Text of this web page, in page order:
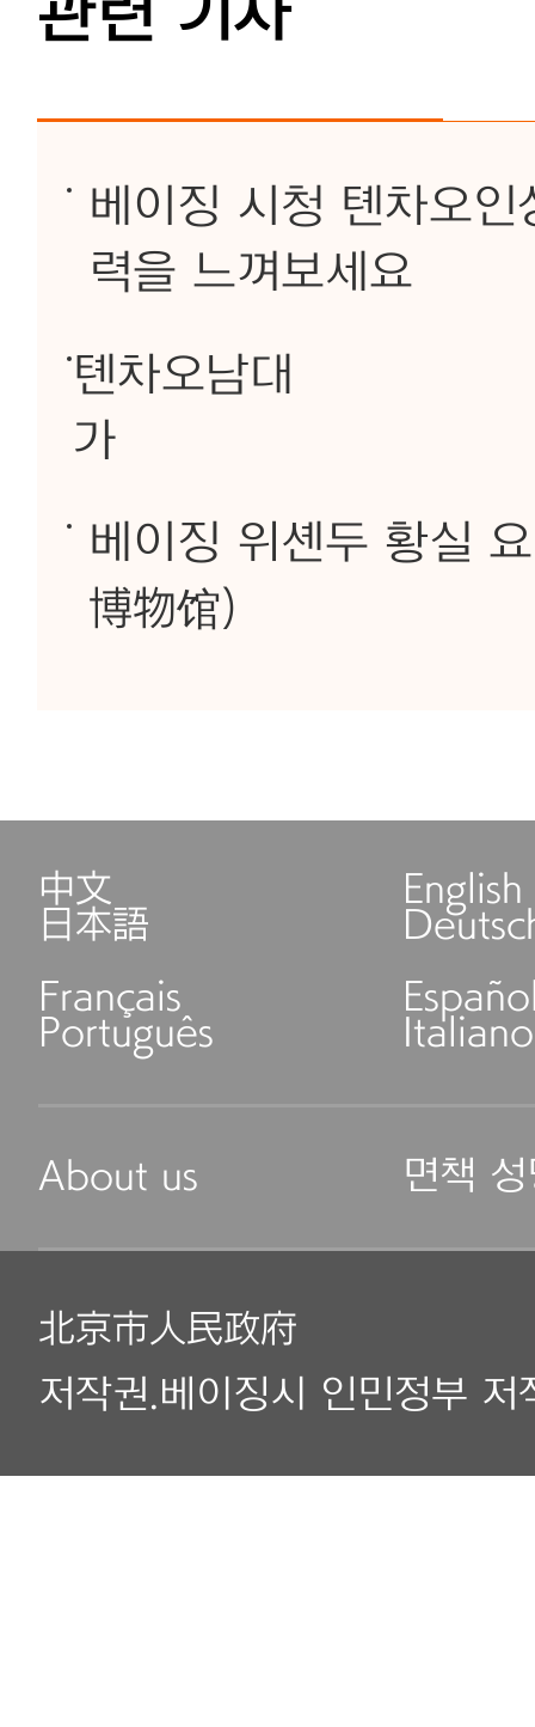
관련 기사
베이징 시청 톈차오
력을 느껴보세요
톈차오남대
가
베이징 위셴두 황실
博物馆)
中文 English
日本語
Français
Português Italiano
About us 면책
北京市人民政府
저작권.베이징시 인민정부